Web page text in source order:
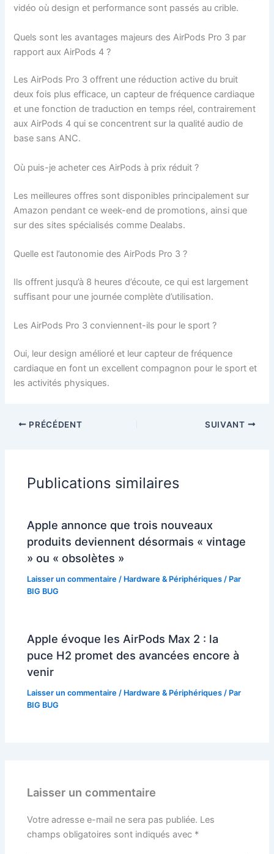
vidéo où design et performance sont passés au crible.
Quels sont les avantages majeurs des AirPods Pro 3 par
rapport aux AirPods 4 ?
Les AirPods Pro 3 offrent une réduction active du bruit
deux fois plus efficace, un capteur de fréquence cardiaque
et une fonction de traduction en temps réel, contrairement
aux AirPods 4 qui se concentrent sur la qualité audio de
base sans ANC.
Où puis-je acheter ces AirPods à prix réduit ?
Les meilleures offres sont disponibles principalement sur
Amazon pendant ce week-end de promotions, ainsi que
sur des sites spécialisés comme Dealabs.
Quelle est l’autonomie des AirPods Pro 3 ?
Ils offrent jusqu’à 8 heures d’écoute, ce qui est largement
suffisant pour une journée complète d’utilisation.
Les AirPods Pro 3 conviennent-ils pour le sport ?
Oui, leur design amélioré et leur capteur de fréquence
cardiaque en font un excellent compagnon pour le sport et
les activités physiques.
PRÉCÉDENT SUIVANT
Publications similaires
Apple annonce que trois nouveaux
produits deviennent désormais « vintage
» ou « obsolètes »
Laisser un commentaire / Hardware & Périphériques / Par
BIG BUG
Apple évoque les AirPods Max 2 : la
puce H2 promet des avancées encore à
venir
Laisser un commentaire / Hardware & Périphériques / Par
BIG BUG
Laisser un commentaire
Votre adresse e-mail ne sera pas publiée. Les
champs obligatoires sont indiqués avec *